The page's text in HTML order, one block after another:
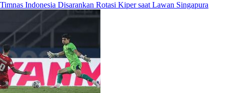
Timnas Indonesia Disarankan Rotasi Kiper saat Lawan Singapura